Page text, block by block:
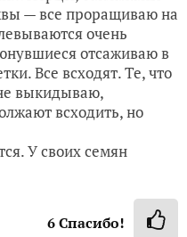
— все проращиваю на
очень
отсаживаю в
Все всходят. Те, что
выкидываю,
всходить, но
У своих семян
6Спасибо!